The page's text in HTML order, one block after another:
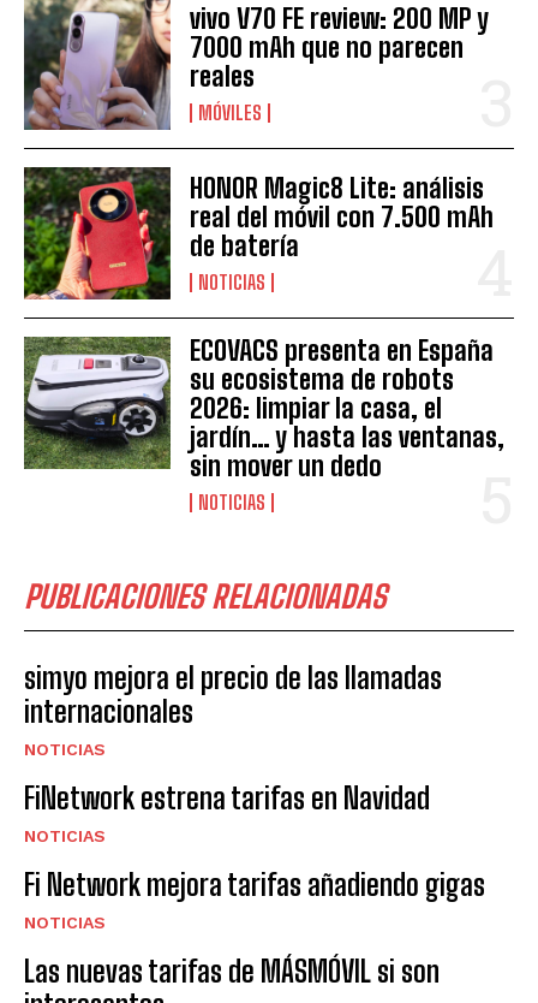
vivo V70 FE review: 200 MP y
7000 mAh que no parecen
reales
MÓVILES
HONOR Magic8 Lite: análisis
real del móvil con 7.500 mAh
de batería
NOTICIAS
ECOVACS presenta en España
su ecosistema de robots
2026: limpiar la casa, el
jardín… y hasta las ventanas,
sin mover un dedo
NOTICIAS
PUBLICACIONES RELACIONADAS
simyo mejora el precio de las llamadas
internacionales
NOTICIAS
FiNetwork estrena tarifas en Navidad
NOTICIAS
Fi Network mejora tarifas añadiendo gigas
NOTICIAS
Las nuevas tarifas de MÁSMÓVIL si son